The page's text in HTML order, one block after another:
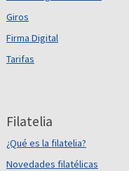
Giros
Firma Digital
Tarifas
Filatelia
¿Qué es la filatelia?
Novedades filatélicas